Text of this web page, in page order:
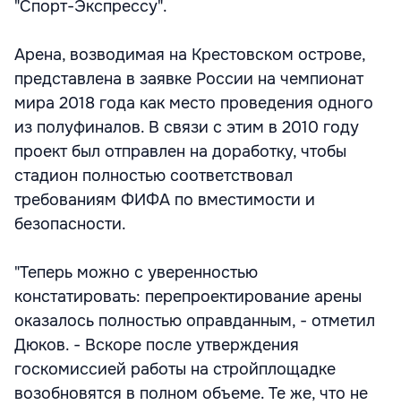
"Спорт-Экспрессу".
Арена, возводимая на Крестовском острове,
представлена в заявке России на чемпионат
мира 2018 года как место проведения одного
из полуфиналов. В связи с этим в 2010 году
проект был отправлен на доработку, чтобы
стадион полностью соответствовал
требованиям ФИФА по вместимости и
безопасности.
"Теперь можно с уверенностью
констатировать: перепроектирование арены
оказалось полностью оправданным, - отметил
Дюков. - Вскоре после утверждения
госкомиссией работы на стройплощадке
возобновятся в полном объеме. Те же, что не